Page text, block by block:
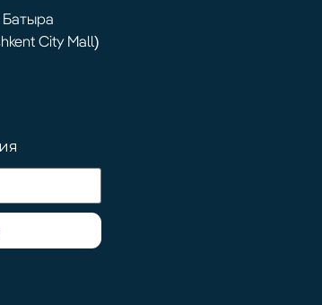
Батыра
City Mall)